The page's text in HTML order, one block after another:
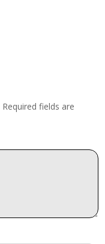
Required fields are